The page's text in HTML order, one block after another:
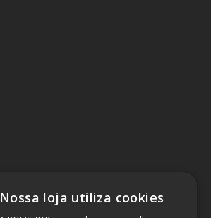
Nossa loja utiliza cookies